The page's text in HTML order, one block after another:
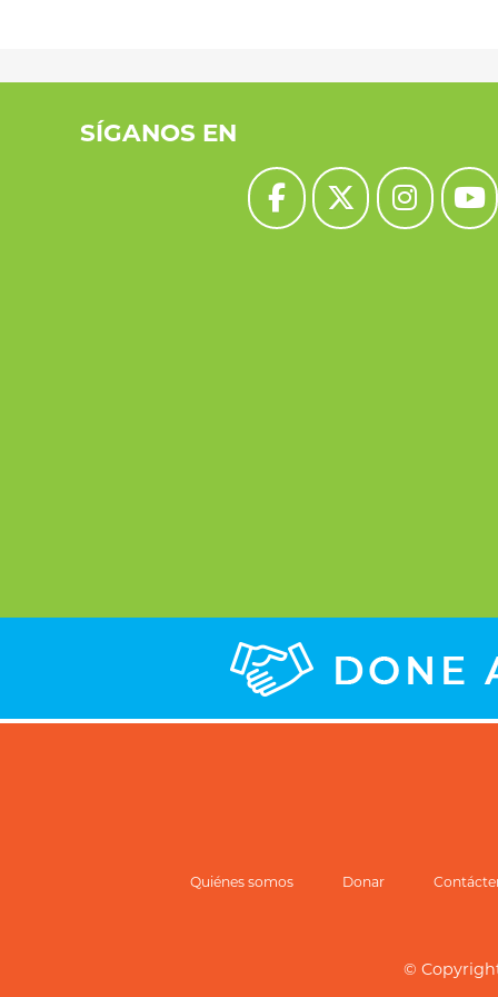
SÍGANOS EN
Quiénes somos Donar
©